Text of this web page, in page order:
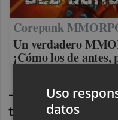
Corepunk
Un verdadero
¡Cómo los de
-Momento
trágame":
Uso
datos